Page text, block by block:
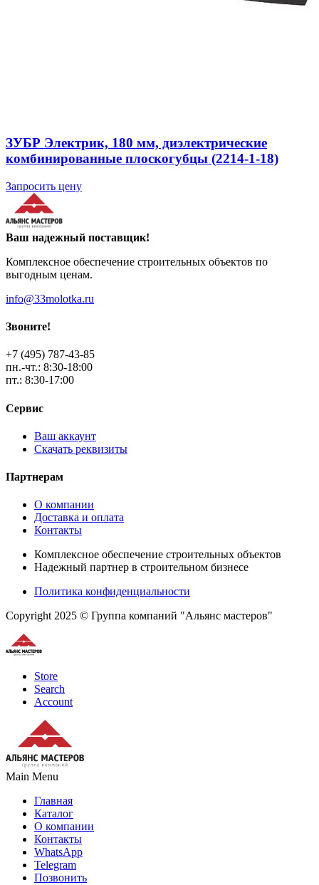
ЗУБР Электрик, 180 мм, диэлектрические
комбинированные плоскогубцы (2214-1-18)
Запросить цену
Ваш надежный поставщик!
Комплексное обеспечение строительных объектов по
выгодным ценам.
info@33molotka.ru
Звоните!
+7 (495) 787-43-85
пн.-чт.: 8:30-18:00
пт.: 8:30-17:00
Сервис
Ваш аккаунт
Скачать реквизиты
Партнерам
О компании
Доставка и оплата
Контакты
Комплексное обеспечение строительных объектов
Надежный партнер в строительном бизнесе
Политика конфиденциальности
Copyright 2025 © Группа компаний "Альянс мастеров"
Store
Search
Account
Main Menu
Главная
Каталог
О компании
Контакты
WhatsApp
Telegram
Позвонить